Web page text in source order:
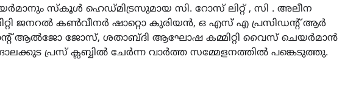
സ്കൂൾ ഹെഡ്‌മിട്രസുമായ സി. റോസ് ലിറ്റ് , സി . അലീന
ജനറൽ കൺവീനർ ഷാറ്റൊ കുരിയൻ, ഒ എസ്‌ എ പ്രസിഡൻ്റ് ആർ
ആൽജോ ജോസ്, ശതാബ്ദി ആഘോഷ കമ്മിറ്റി വൈസ് ചെയർമാൻ
പ്രസ് ക്ലബ്ബിൽ ചേർന്ന വാർത്ത സമ്മേളനത്തിൽ പങ്കെടുത്തു.
കവിതാസംഗമം 2026 കവിതാ
ചർച്ച കാട്ടൂർ, ടി. കെ. ബാലൻ
ഹാളിൽ 16ന്
August 6, 2026